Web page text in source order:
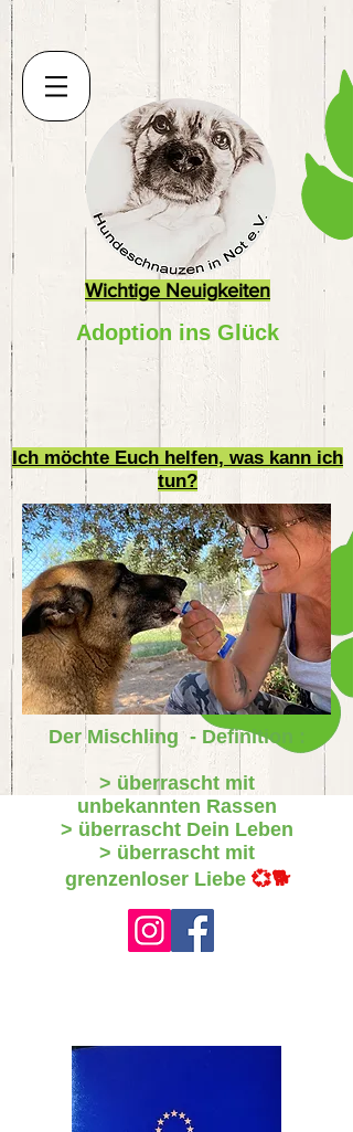
Adoption ins Glück
Wichtige Neuigkeiten
Ich möchte Euch helfen, was kann ich
tun?
Der Mischling - Definition :
> überrascht mit
unbekannten Rassen
> überrascht Dein Leben
> überrascht mit
grenzenloser Liebe💞🐕